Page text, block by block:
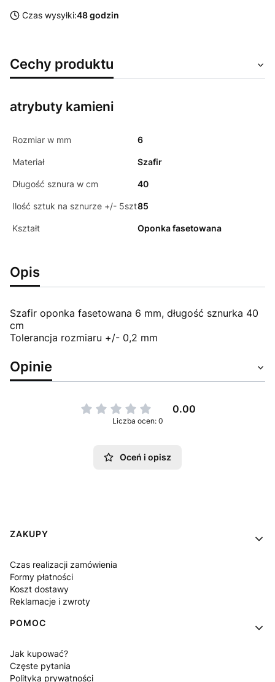
Czas wysyłki:48 godzin
Cechy produktu
atrybuty kamieni
Rozmiar w mm 6
Materiał Szafir
Długość sznura w cm 40
Ilość sztuk na sznurze +/- 5szt85
Kształt Oponka fasetowana
Opis
Szafir oponka fasetowana 6 mm, długość sznurka 40
cm
Tolerancja rozmiaru +/- 0,2 mm
Opinie
0.00
Liczba ocen: 0
Oceń i opisz
Linki w stopce
ZAKUPY
Czas realizacji zamówienia
Formy płatności
Koszt dostawy
Reklamacje i zwroty
POMOC
Jak kupować?
Częste pytania
Polityka prywatności